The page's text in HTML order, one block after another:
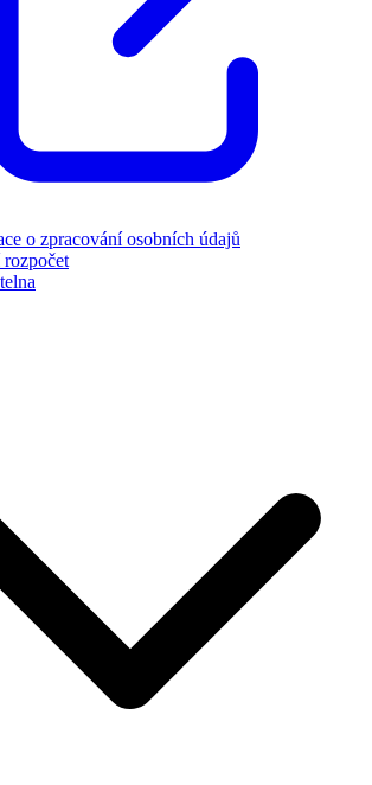
o zpracování osobních údajů